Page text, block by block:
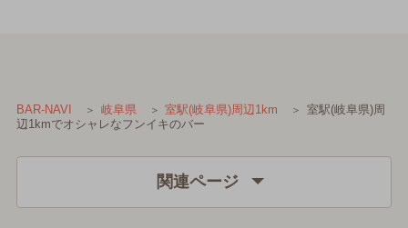
BAR-NAVI 岐阜県 室駅(岐阜県)周辺1km
室駅(岐阜県)周
辺1kmでオシャレなフンイキのバー
関連ページ